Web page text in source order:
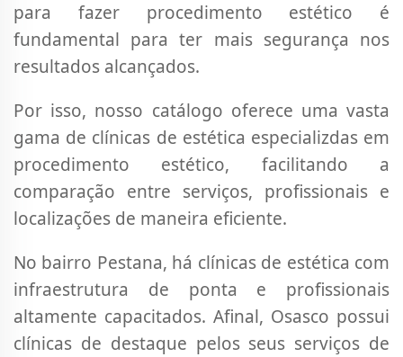
para fazer procedimento estético é
fundamental para ter mais segurança nos
resultados alcançados.
Por isso, nosso catálogo oferece uma vasta
gama de clínicas de estética especializdas em
procedimento estético, facilitando a
comparação entre serviços, profissionais e
localizações de maneira eficiente.
No bairro Pestana, há clínicas de estética com
infraestrutura de ponta e profissionais
altamente capacitados. Afinal, Osasco possui
clínicas de destaque pelos seus serviços de